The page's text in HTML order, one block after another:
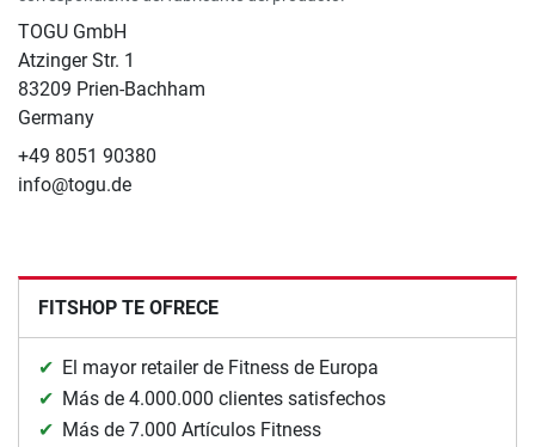
TOGU GmbH
Atzinger Str. 1
83209 Prien-Bachham
Germany
+49 8051 90380
info@togu.de
FITSHOP TE OFRECE
El mayor retailer de Fitness de Europa
Más de 4.000.000 clientes satisfechos
Más de 7.000 Artículos Fitness